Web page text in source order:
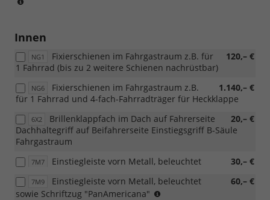
mit
Licht
und
Paket)
Innen
NG1 120,– €
Fixierschienen im Fahrgastraum z.B. für
1 Fahrrad (bis zu 2 weitere Schienen nachrüstbar)
NG6 1.140,– €
Fixierschienen im Fahrgastraum z.B.
für 1 Fahrrad und 4-fach-Fahrradträger für Heckklappe
6X2 20,– €
Brillenklappfach im Dach auf Fahrerseite
Dachhaltegriff auf Beifahrerseite Einstiegsgriff B-Säule
Fahrgastraum
7M7 30,– €
Einstiegleiste vorn Metall, beleuchtet
7M9 60,– €
Einstiegleiste vorn Metall, beleuchtet
sowie Schriftzug "PanAmericana"